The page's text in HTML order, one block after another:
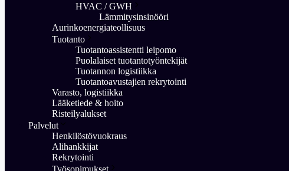
HVAC / GWH
Lämmitysinsinööri
Aurinkoenergiateollisuus
Tuotanto
Tuotantoassistentti leipomo
Puolalaiset tuotantotyöntekijät
Tuotannon logistiikka
Tuotantoavustajien rekrytointi
Varasto, logistiikka
Lääketiede & hoito
Risteilyalukset
Palvelut
Henkilöstövuokraus
Alihankkijat
Rekrytointi
Työsopimukset